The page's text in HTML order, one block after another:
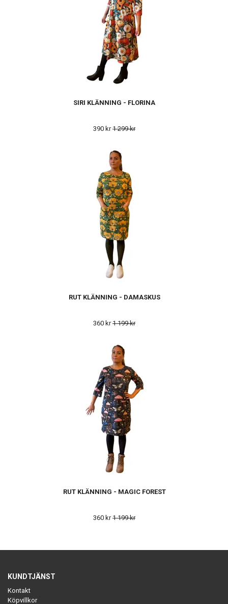
SIRI KLÄNNING - FLORINA
390 kr1 299 kr
RUT KLÄNNING - DAMASKUS
360 kr1 199 kr
RUT KLÄNNING - MAGIC FOREST
360 kr1 199 kr
KUNDTJÄNST
Kontakt
Köpvillkor